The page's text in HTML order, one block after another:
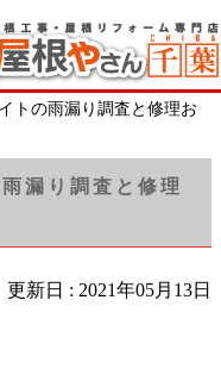
トの雨漏り調査と修理お
漏り調査と修理
更新日 : 2021年05月13日